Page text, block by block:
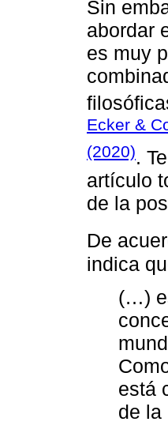
Sin
abordar
es muy
Ecker &
(2020).
artículo
de la
De
indica
(…)
está
de la